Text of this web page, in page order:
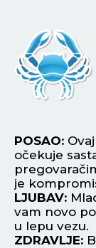
POSAO:
očekuje
je
LJUBAV:
vam novo
u lepu vezu.
ZDRAVLJE: